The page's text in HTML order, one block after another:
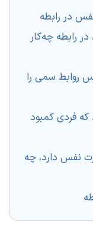
در رابطه
رابطه چه‌کار
روابط سمی را
فردی کمبود
نفس دارد، چه